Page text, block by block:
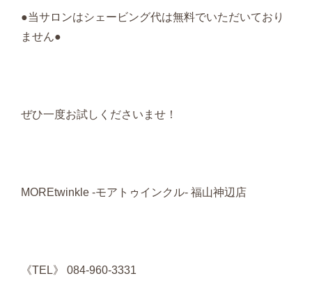
●当サロンはシェービング代は無料でいただいており
ません●
ぜひ一度お試しくださいませ！
MOREtwinkle -モアトゥインクル- 福山神辺店
《TEL》 084-960-3331